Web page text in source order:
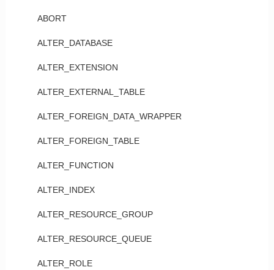
ABORT
ALTER_DATABASE
ALTER_EXTENSION
ALTER_EXTERNAL_TABLE
ALTER_FOREIGN_DATA_WRAPPER
ALTER_FOREIGN_TABLE
ALTER_FUNCTION
ALTER_INDEX
ALTER_RESOURCE_GROUP
ALTER_RESOURCE_QUEUE
ALTER_ROLE